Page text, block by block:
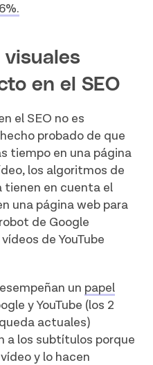
visuales
en el SEO
el SEO no es
probado de que
tiempo en una página
los algoritmos de
tienen en cuenta el
una página web para
de Google
de YouTube
un papel
y YouTube (los 2
actuales)
a los subtítulos porque
y lo hacen